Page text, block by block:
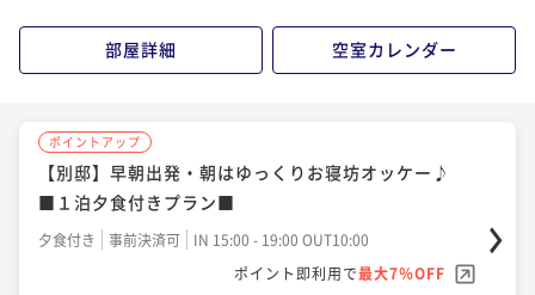
部屋詳細 空室カレンダー
ポイントアップ
【別邸】早朝出発・朝はゆっくりお寝坊オッケー♪
■１泊夕食付きプラン■
夕食付き 事前決済可
IN 15:00 - 19:00 OUT10:00
ポイント即利用で最大7％OFF